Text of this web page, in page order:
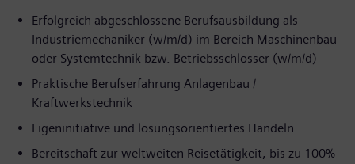
Erfolgreich abgeschlossene Berufsausbildung als
Industriemechaniker (w/m/d) im Bereich Maschinenbau
oder Systemtechnik bzw. Betriebsschlosser (w/m/d)
Praktische Berufserfahrung Anlagenbau /
Kraftwerkstechnik
Eigeninitiative und lösungsorientiertes Handeln
Bereitschaft zur weltweiten Reisetätigkeit, bis zu 100%